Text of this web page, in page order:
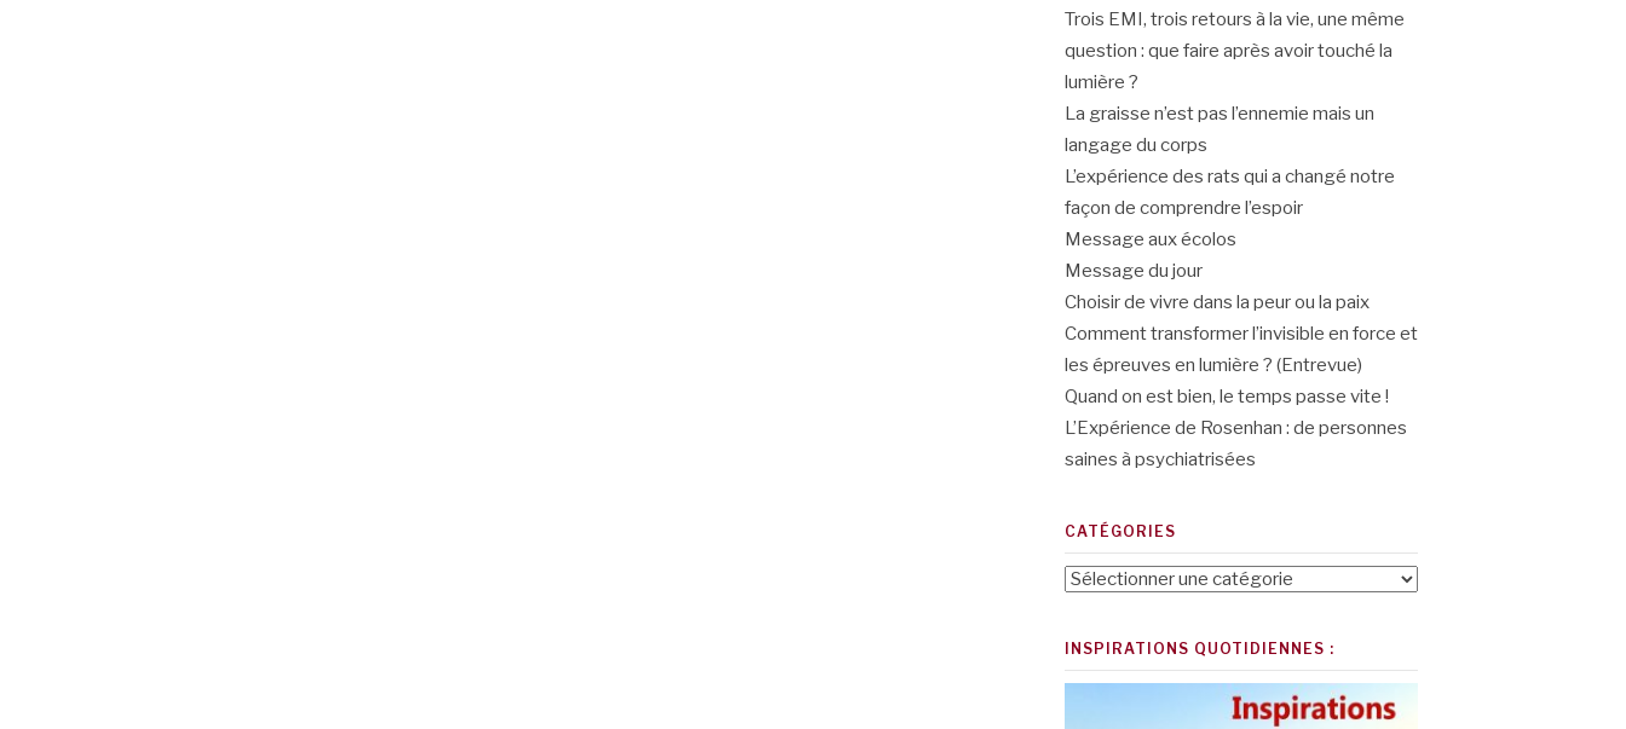
Trois EMI, trois retours à la vie, une même
question : que faire après avoir touché la
lumière ?
La graisse n’est pas l’ennemie mais un
langage du corps
L’expérience des rats qui a changé notre
façon de comprendre l’espoir
Message aux écolos
Message du jour
Choisir de vivre dans la peur ou la paix
Comment transformer l’invisible en force et
les épreuves en lumière ? (Entrevue)
Quand on est bien, le temps passe vite !
L’Expérience de Rosenhan : de personnes
saines à psychiatrisées
CATÉGORIES
Catégories
INSPIRATIONS QUOTIDIENNES :